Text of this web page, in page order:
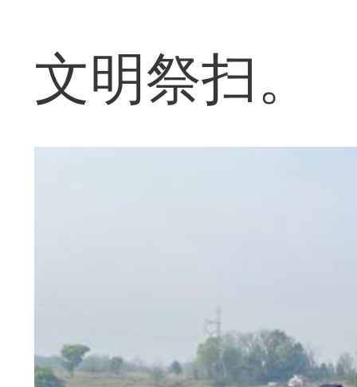
文明祭扫。